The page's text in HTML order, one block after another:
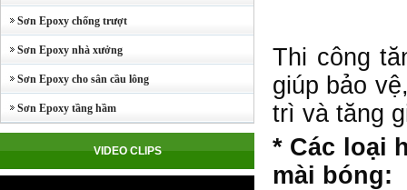
Sơn Epoxy chống trượt
Sơn Epoxy nhà xưởng
Sơn Epoxy cho sân cầu lông
Sơn Epoxy tầng hầm
VIDEO CLIPS
Thi công
giúp bảo
trì và tăng
* Các loại
mài bóng: